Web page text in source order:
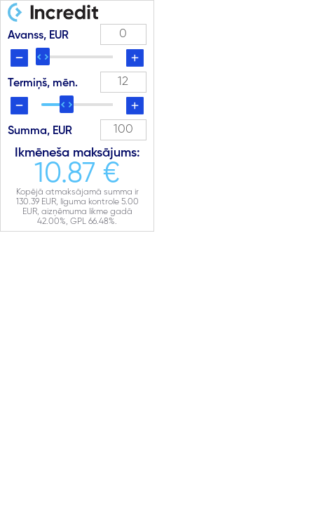
Avanss, EUR
Termiņš, mēn.
Summa, EUR
Ikmēneša maksājums:
10.87 €
Kopējā atmaksājamā summa ir
130.39EUR, līguma kontrole 5.00
EUR, aizņēmuma likme gadā
42.00%, GPL 66.48%.